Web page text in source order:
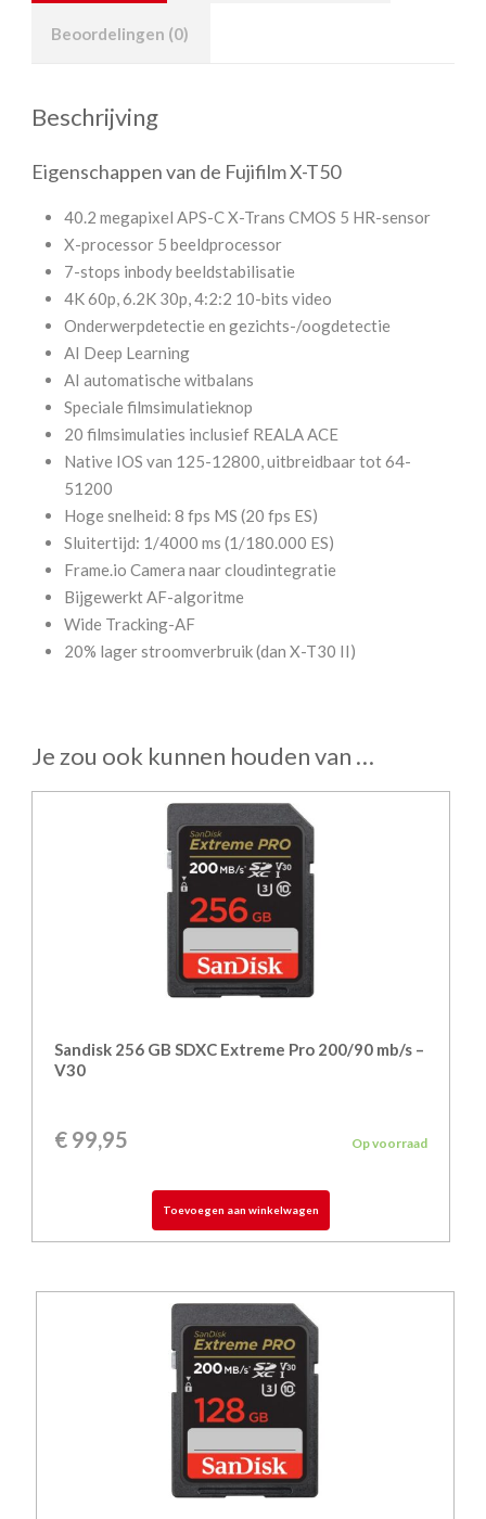
Beoordelingen (0)
Beschrijving
Eigenschappen van de Fujifilm X-T50
40.2 megapixel APS-C X-Trans CMOS 5 HR-sensor
X-processor 5 beeldprocessor
7-stops inbody beeldstabilisatie
4K 60p, 6.2K 30p, 4:2:2 10-bits video
Onderwerpdetectie en gezichts-/oogdetectie
AI Deep Learning
AI automatische witbalans
Speciale filmsimulatieknop
20 filmsimulaties inclusief REALA ACE
Native IOS van 125-12800, uitbreidbaar tot 64-
51200
Hoge snelheid: 8 fps MS (20 fps ES)
Sluitertijd: 1/4000 ms (1/180.000 ES)
Frame.io Camera naar cloudintegratie
Bijgewerkt AF-algoritme
Wide Tracking-AF
20% lager stroomverbruik (dan X-T30 II)
Je zou ook kunnen houden van …
Sandisk 256 GB SDXC Extreme Pro 200/90 mb/s –
V30
€ 99,95 Op voorraad
Toevoegen aan winkelwagen